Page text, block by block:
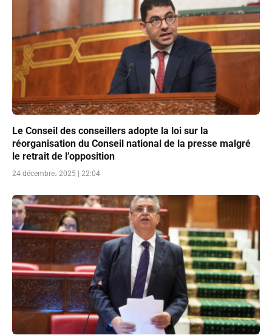
Le Conseil des conseillers adopte la loi sur la
réorganisation du Conseil national de la presse malgré
le retrait de l’opposition
24 décembre، 2025 | 22:04